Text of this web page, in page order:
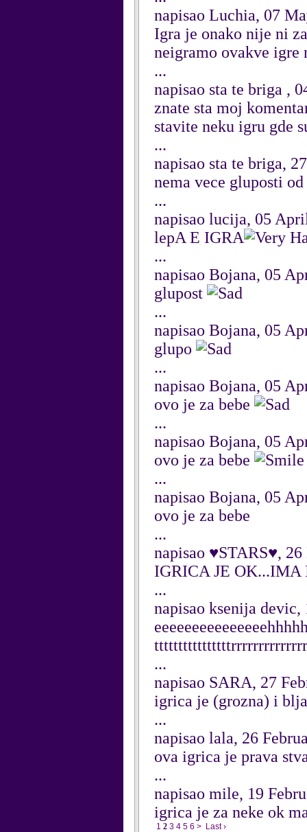
napisao Luchia, 07
Igra je onako nije ni
neigramo ovakve igre
...
napisao sta te briga ,
znate sta moj
stavite neku igru gde
...
napisao sta te briga,
nema vece gluposti
...
napisao lucija, 05
lepA E IGRA
...
napisao Bojana, 05
glupost
...
napisao Bojana, 05
glupo
...
napisao Bojana, 05
ovo je za bebe
...
napisao Bojana, 05
ovo je za bebe
...
napisao Bojana, 05
ovo je za bebe
...
napisao ♥STARS♥,
IGRICA JE OK...IMA
...
napisao ksenija devic,
...
napisao SARA, 27
igrica je (grozna) i
...
napisao lala, 26
ova igrica je prava
...
napisao mile, 19
igrica je za neke ok
1 2 3 4 5 6 > Last ›